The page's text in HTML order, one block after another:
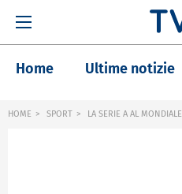
Home Ultime notizie
HOME SPORT LA SERIE A AL MONDIALE